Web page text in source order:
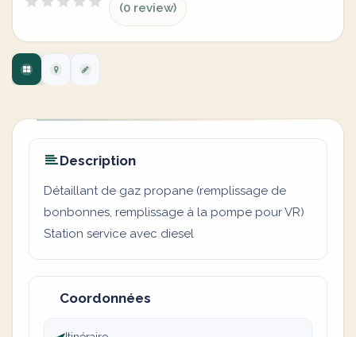
(0 review)
Description
Détaillant de gaz propane (remplissage de
bonbonnes, remplissage à la pompe pour VR)
Station service avec diesel
Coordonnées